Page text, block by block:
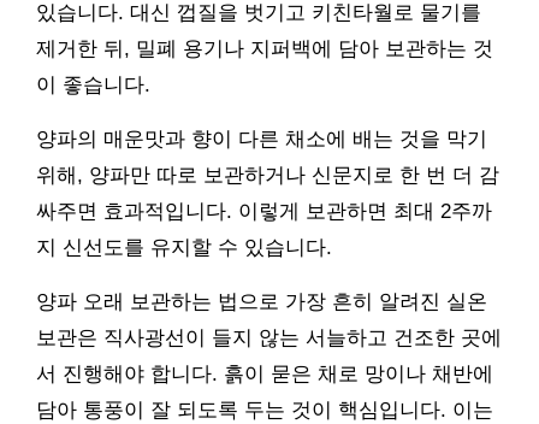
있습니다. 대신 껍질을 벗기고 키친타월로 물기를
제거한 뒤, 밀폐 용기나 지퍼백에 담아 보관하는 것
이 좋습니다.
양파의 매운맛과 향이 다른 채소에 배는 것을 막기
위해, 양파만 따로 보관하거나 신문지로 한 번 더 감
싸주면 효과적입니다. 이렇게 보관하면 최대 2주까
지 신선도를 유지할 수 있습니다.
양파 오래 보관하는 법으로 가장 흔히 알려진 실온
보관은 직사광선이 들지 않는 서늘하고 건조한 곳에
서 진행해야 합니다. 흙이 묻은 채로 망이나 채반에
담아 통풍이 잘 되도록 두는 것이 핵심입니다. 이는